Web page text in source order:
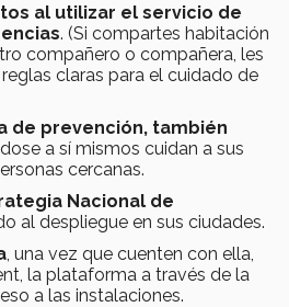
al utilizar el servicio de
. (Si compartes habitación
compañero o compañera, les
claras para el cuidado de
de prevención, también
a sí mismos cuidan a sus
cercanas.
Nacional de
al despliegue en sus ciudades.
, una vez que cuenten con ella,
la plataforma a través de la
a las instalaciones.